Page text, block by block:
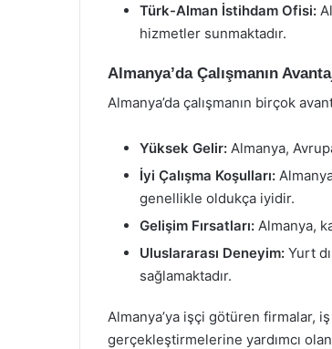
Türk-Alman İstihdam Ofisi:
hizmetler sunmaktadır.
Almanya’da Çalışmanın
Almanya’da çalışmanın birçok
Yüksek Gelir: Almanya,
İyi Çalışma Koşulları:
genellikle oldukça iyidir.
Gelişim Fırsatları: Almanya,
Uluslararası Deneyim: Yurt
sağlamaktadır.
Almanya’ya işçi götüren firmalar,
gerçekleştirmelerine yardımcı